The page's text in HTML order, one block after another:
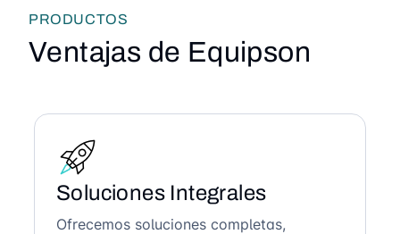
PRODUCTOS
Ventajas de Equipson
Soluciones Integrales
Ofrecemos soluciones completas,